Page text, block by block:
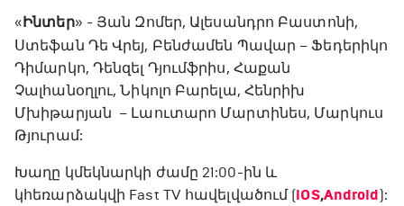
«Ինտեր» - Յան Զոմեր, Ալեսանդրո Բաստոնի,
Ստեֆան Դե Վրեյ, Բենժամեն Պավար – Ֆեդերիկո
Դիմարկո, Դենզել Դյումֆրիս, Հաքան
Չալհանօղլու, Նիկոլո Բարելա, Հենրիխ
Մխիթարյան – Լաուտարո Մարտինես, Մարկուս
Թյուրամ:
Խաղը կմեկնարկի ժամը 21:00-ին և
կհեռարձակվի Fast TV հավելվածում (iOS,Android):